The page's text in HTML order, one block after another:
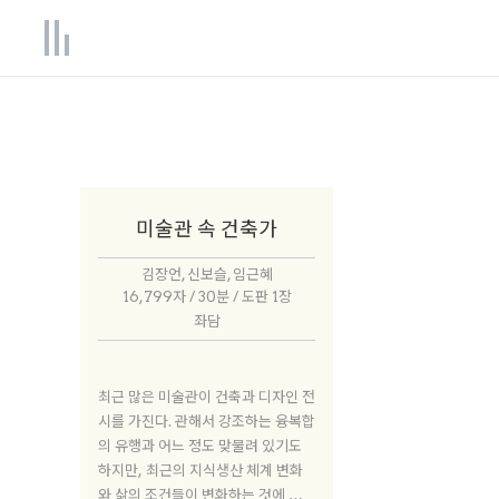
미술관 속 건축가
김장언, 신보슬, 임근혜
16,799자 / 30분 / 도판 1장
좌담
최근 많은 미술관이 건축과 디자인 전
시를 가진다. 관해서 강조하는 융복합
의 유행과 어느 정도 맞물려 있기도
하지만, 최근의 지식생산 체계 변화
와 삶의 조건들이 변화하는 것에 기인